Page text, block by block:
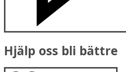
Hjälp oss bli bättre